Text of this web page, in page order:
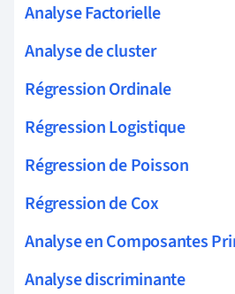
Analyse Factorielle
Analyse de cluster
Régression Ordinale
Régression Logistique
Régression de Poisson
Régression de Cox
Analyse en Composantes
Analyse discriminante